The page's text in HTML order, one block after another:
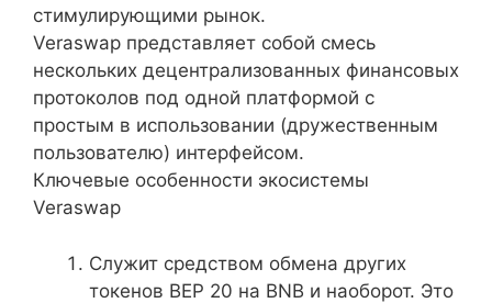
стимулирующими рынок.
Veraswap представляет собой смесь
нескольких децентрализованных финансовых
протоколов под одной платформой с
простым в использовании (дружественным
пользователю) интерфейсом.
Ключевые особенности экосистемы
Veraswap
Служит средством обмена других
токенов BEP 20 на BNB и наоборот. Это